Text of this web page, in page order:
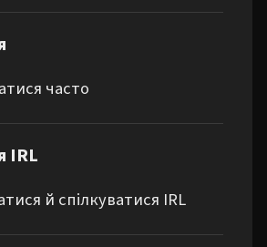
часто
IRL
й спілкуватися IRL